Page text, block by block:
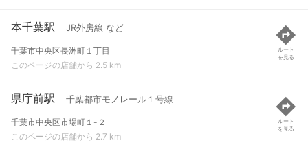
本千葉駅 JR外房線 など
千葉市中央区長洲町１丁目
このページの店舗から 2.5 km
ルート
を見る
県庁前駅 千葉都市モノレール１号線
千葉市中央区市場町１-２
このページの店舗から 2.7 km
ルート
を見る